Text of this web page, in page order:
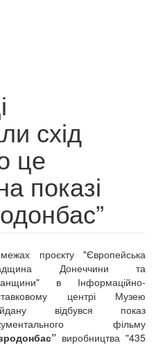
схід
це
показі
проєкту "Європейська
Донеччини та
в Інформаційно-
центрі Музею
відбувся показ
фільму
виробництва "435